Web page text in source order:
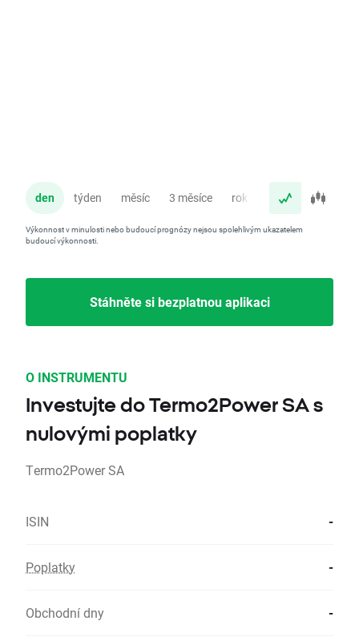
den týden měsíc 3 měsíce rok
Výkonnost v minulosti nebo budoucí prognózy nejsou spolehlivým ukazatelem
budoucí výkonnosti.
Stáhněte si bezplatnou aplikaci
O INSTRUMENTU
Investujte do Termo2Power SA s
nulovými poplatky
Termo2Power SA
ISIN -
Poplatky -
Obchodní dny -